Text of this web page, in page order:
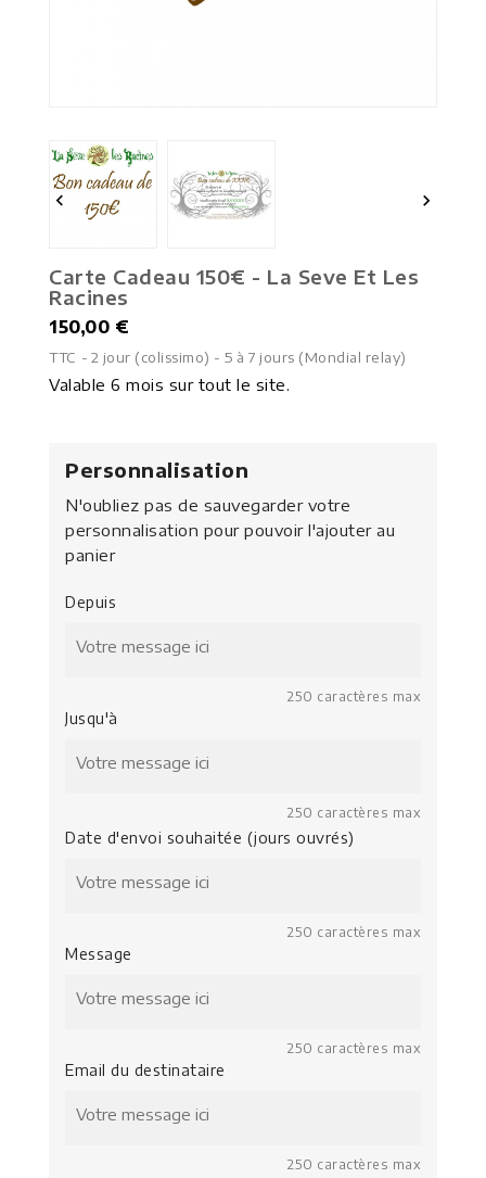
 
Carte Cadeau 150€ - La Seve Et Les
Racines
150,00 €
TTC 2 jour (colissimo) - 5 à 7 jours (Mondial relay)
Valable 6 mois sur tout le site.
Personnalisation
N'oubliez pas de sauvegarder votre
personnalisation pour pouvoir l'ajouter au
panier
Depuis
250 caractères max
Jusqu'à
250 caractères max
Date d'envoi souhaitée (jours ouvrés)
250 caractères max
Message
250 caractères max
Email du destinataire
250 caractères max